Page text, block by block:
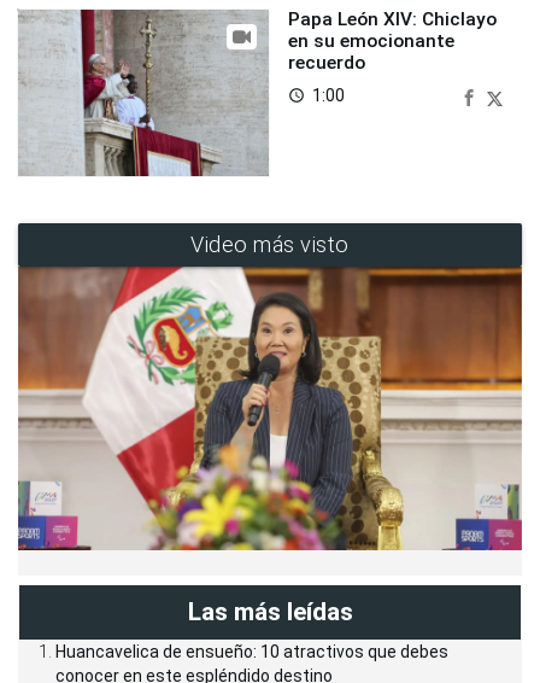
Papa León XIV: Chiclayo
en su emocionante
recuerdo
access_time 1:00
Video más visto
Las más leídas
Huancavelica de ensueño: 10 atractivos que debes
conocer en este espléndido destino